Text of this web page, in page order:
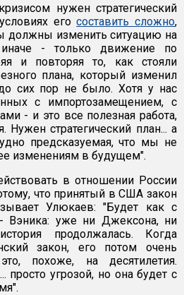
нужен стратегический
егосоставить сложно,
должны изменить ситуацию на
- только движение по
и повторяя то, как стояли
плана, который изменил
сих пор не было. Хотя у нас
с импортозамещением, с
- и это все полезная работа,
Нужен стратегический план... а
предсказуемая, что мы не
изменениям в будущем".
в отношении России
что принятый в США закон
Улюкаев: "Будет как с
Вэника: уже ни Джексона, ни
продолжалась. Когда
закон, его потом очень
похоже, на десятилетия.
угрозой, но она будет с